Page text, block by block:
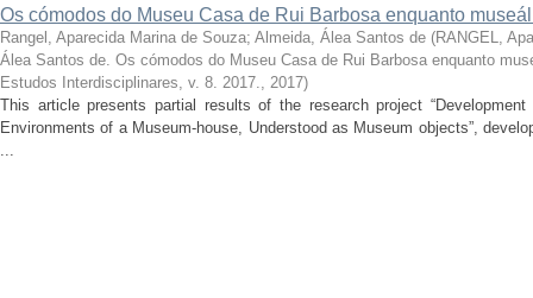
Os cómodos do Museu Casa de Rui Barbosa enquanto
Rangel, Aparecida Marina de Souza; Almeida, Álea Santos de (RANGEL,
Álea Santos de. Os cómodos do Museu Casa de Rui Barbosa enquanto
Estudos Interdisciplinares, v. 8. 2017., 2017)
This article presents partial results of the research project
Environments of a Museum-house, Understood as Museum objects”,
...